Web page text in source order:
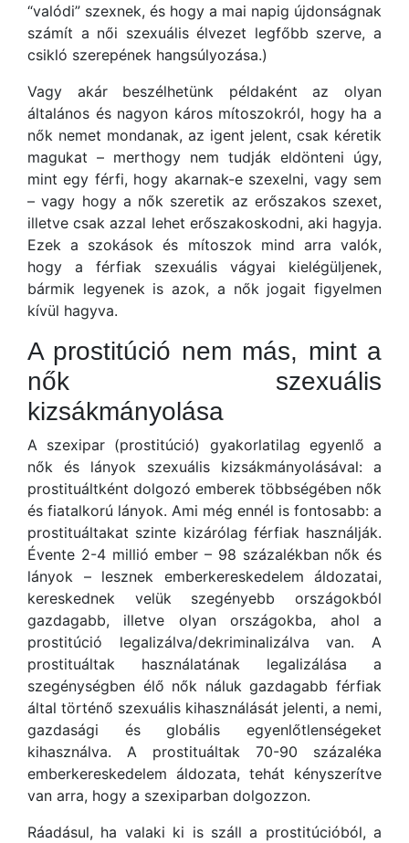
“valódi” szexnek, és hogy a mai napig újdonságnak
számít a női szexuális élvezet legfőbb szerve, a
csikló szerepének hangsúlyozása.)
Vagy akár beszélhetünk példaként az olyan
általános és nagyon káros mítoszokról, hogy ha a
nők nemet mondanak, az igent jelent, csak kéretik
magukat – merthogy nem tudják eldönteni úgy,
mint egy férfi, hogy akarnak-e szexelni, vagy sem
– vagy hogy a nők szeretik az erőszakos szexet,
illetve csak azzal lehet erőszakoskodni, aki hagyja.
Ezek a szokások és mítoszok mind arra valók,
hogy a férfiak szexuális vágyai kielégüljenek,
bármik legyenek is azok, a nők jogait figyelmen
kívül hagyva.
A prostitúció nem más, mint a
nők szexuális
kizsákmányolása
A szexipar (prostitúció) gyakorlatilag egyenlő a
nők és lányok szexuális kizsákmányolásával: a
prostituáltként dolgozó emberek többségében nők
és fiatalkorú lányok. Ami még ennél is fontosabb: a
prostituáltakat szinte kizárólag férfiak használják.
Évente 2-4 millió ember – 98 százalékban nők és
lányok – lesznek emberkereskedelem áldozatai,
kereskednek velük szegényebb országokból
gazdagabb, illetve olyan országokba, ahol a
prostitúció legalizálva/dekriminalizálva van. A
prostituáltak használatának legalizálása a
szegénységben élő nők náluk gazdagabb férfiak
által történő szexuális kihasználását jelenti, a nemi,
gazdasági és globális egyenlőtlenségeket
kihasználva. A prostituáltak 70-90 százaléka
emberkereskedelem áldozata, tehát kényszerítve
van arra, hogy a szexiparban dolgozzon.
Ráadásul, ha valaki ki is száll a prostitúcióból, a